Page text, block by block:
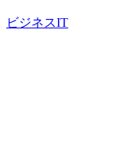
ビジネスIT